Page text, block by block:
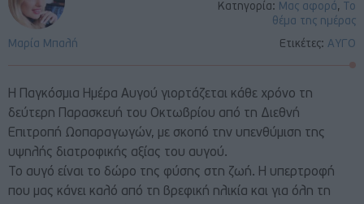
Κατηγορία: Μας αφορά, Το
θέμα της ημέρας
Ετικέτες: ΑΥΓΟ
Μαρία Μπαλή
Η Παγκόσμια Ημέρα Αυγού γιορτάζεται κάθε χρόνο τη
δεύτερη Παρασκευή του Οκτωβρίου από τη Διεθνή
Επιτροπή Ωοπαραγωγών, με σκοπό την υπενθύμιση της
υψηλής διατροφικής αξίας του αυγού.
Το αυγό είναι το δώρο της φύσης στη ζωή. Η υπερτροφή
που μας κάνει καλό από τη βρεφική ηλικία και για όλη τη